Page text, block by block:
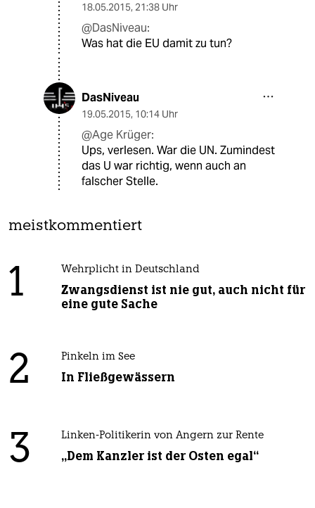
18.05.2015, 21:38 Uhr
@DasNiveau:
Was hat die EU damit zu tun?
DasNiveau
19.05.2015, 10:14 Uhr
@Age Krüger:
Ups, verlesen. War die UN. Zumindest
das U war richtig, wenn auch an
falscher Stelle.
meistkommentiert
1 Wehrplicht in Deutschland
Zwangsdienst ist nie gut, auch nicht für
eine gute Sache
2 Pinkeln im See
In Fließgewässern
3 Linken-Politikerin von Angern zur Rente
„Dem Kanzler ist der Osten egal“